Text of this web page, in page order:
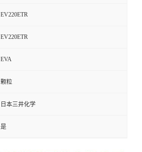
EV220ETR
EV220ETR
EVA
颗粒
日本三井化学
是